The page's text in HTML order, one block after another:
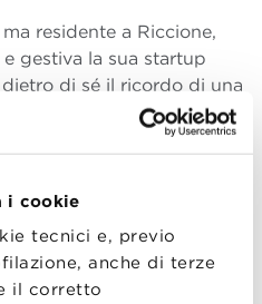
i cookie
tecnici e, previo
anche di terze
il corretto
residente a Riccione,
gestiva la sua startup
dietro di sé il ricordo di una
e di allegria che è difficile
uniscono al saluto della